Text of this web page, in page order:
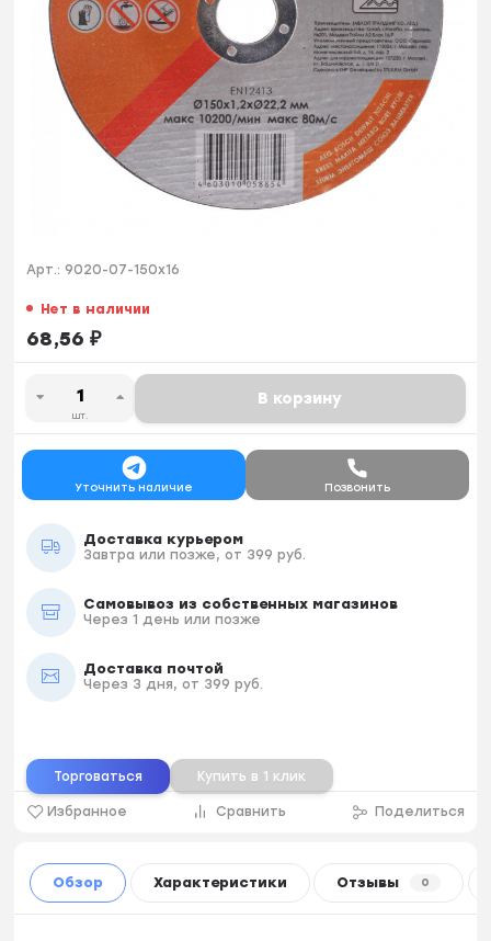
Арт.: 9020-07-150x16
Нет в наличии
68,56 ₽
шт.
В корзину
Уточнить наличие Позвонить
Доставка курьером
Завтра или позже, от 399 руб.
Самовывоз из собственных магазинов
Через 1 день или позже
Доставка почтой
Через 3 дня, от 399 руб.
Избранное Сравнить Поделиться
Торговаться Купить в 1 клик
Обзор Характеристики Отзывы 0